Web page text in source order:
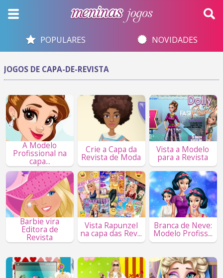
POPULARES NOVIDADES
JOGOS DE CAPA-DE-REVISTA
A Modelo
Profissional na
capa...
Crie a Capa da
Revista de Moda
Vista a Modelo
para a Revista
Barbie vira
Editora de
Revista
Vista Rapunzel
na capa das Rev...
Branca de Neve:
Modelo Profiss...